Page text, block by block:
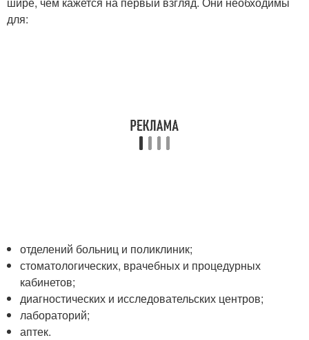
для:
отделений больниц и поликлиник;
стоматологических, врачебных и процедурных
кабинетов;
диагностических и исследовательских центров;
лабораторий;
аптек.